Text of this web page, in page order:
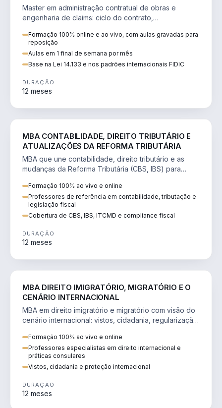
Master em administração contratual de obras e
engenharia de claims: ciclo do contrato,
Formação 100% online e ao vivo, com aulas gravadas para
reposição
Aulas em 1 final de semana por mês
Base na Lei 14.133 e nos padrões internacionais FIDIC
DURAÇÃO
12 meses
MBA CONTABILIDADE, DIREITO TRIBUTÁRIO E
ATUALIZAÇÕES DA REFORMA TRIBUTÁRIA
MBA que une contabilidade, direito tributário e as
mudanças da Reforma Tributária (CBS, IBS) para
Formação 100% ao vivo e online
Professores de referência em contabilidade, tributação e
legislação fiscal
Cobertura de CBS, IBS, ITCMD e compliance fiscal
DURAÇÃO
12 meses
MBA DIREITO IMIGRATÓRIO, MIGRATÓRIO E O
CENÁRIO INTERNACIONAL
MBA em direito imigratório e migratório com visão do
cenário internacional: vistos, cidadania, regularização
Formação 100% ao vivo e online
Professores especialistas em direito internacional e
práticas consulares
Vistos, cidadania e proteção internacional
DURAÇÃO
12 meses